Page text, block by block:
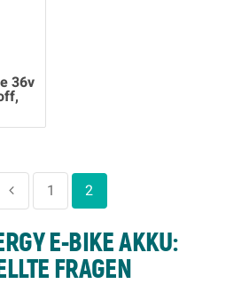
36v
1 2
E-BIKE AKKU:
FRAGEN